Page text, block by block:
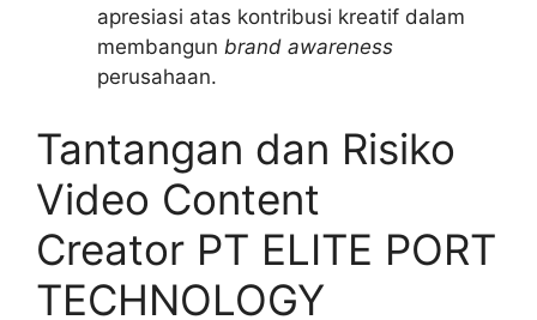
apresiasi atas kontribusi kreatif dalam
membangun brand awareness
perusahaan.
Tantangan dan Risiko
Video Content
Creator PT ELITE PORT
TECHNOLOGY